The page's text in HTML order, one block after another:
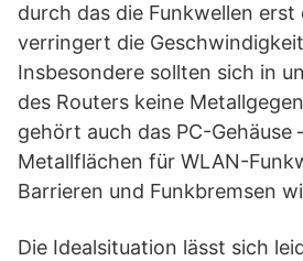
durch das die Funkwellen erst
verringert die
Insbesondere sollten sich in
des Routers keine
gehört auch das PC-Gehäuse
Metallflächen für WLAN-
Barrieren und Funkbremsen
Die Idealsituation lässt sich